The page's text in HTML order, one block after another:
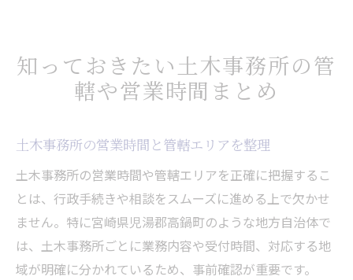
知っておきたい土木事務所の管
轄や営業時間まとめ
土木事務所の営業時間と管轄エリアを整理
土木事務所の営業時間や管轄エリアを正確に把握するこ
とは、行政手続きや相談をスムーズに進める上で欠かせ
ません。特に宮崎県児湯郡高鍋町のような地方自治体で
は、土木事務所ごとに業務内容や受付時間、対応する地
域が明確に分かれているため、事前確認が重要です。